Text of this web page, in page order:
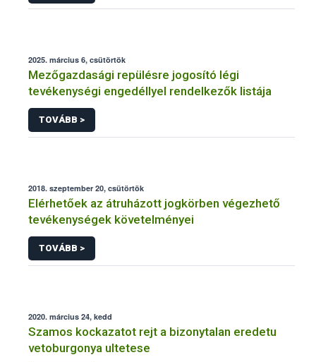
2025. március 6, csütörtök
Mezőgazdasági repülésre jogosító légi
tevékenységi engedéllyel rendelkezők listája
TOVÁBB >
2018. szeptember 20, csütörtök
Elérhetőek az átruházott jogkörben végezhető
tevékenységek követelményei
TOVÁBB >
2020. március 24, kedd
Szamos kockazatot rejt a bizonytalan eredetu
vetoburgonya ultetese